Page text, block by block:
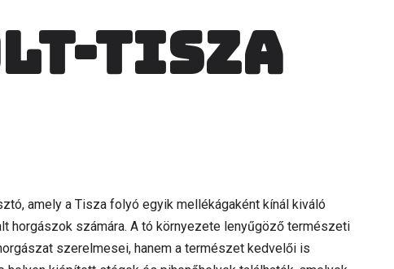
Tisza
amely a Tisza folyó egyik mellékágaként kínál kiváló
horgászok számára. A tó környezete lenyűgöző természeti
szerelmesei, hanem a természet kedvelői is